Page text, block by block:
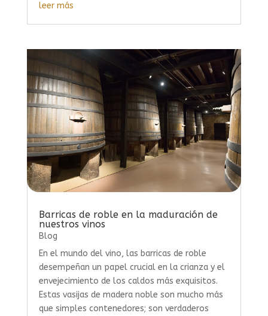
leer más
Barricas de roble en la maduración de
nuestros vinos
Blog
En el mundo del vino, las barricas de roble
desempeñan un papel crucial en la crianza y el
envejecimiento de los caldos más exquisitos.
Estas vasijas de madera noble son mucho más
que simples contenedores; son verdaderos